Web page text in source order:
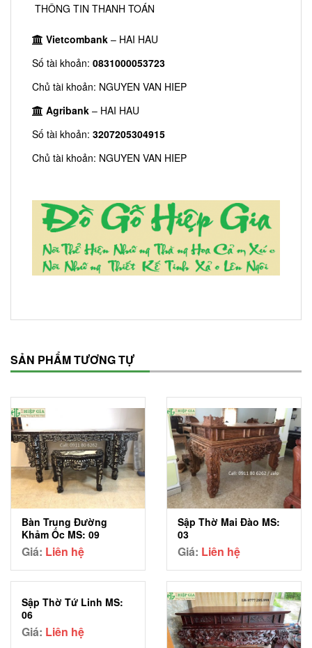
THÔNG TIN THANH TOÁN
Vietcombank – HAI HAU
Số tài khoản: 0831000053723
Chủ tài khoản: NGUYEN VAN HIEP
Agribank – HAI HAU
Số tài khoản: 3207205304915
Chủ tài khoản: NGUYEN VAN HIEP
SẢN PHẨM TƯƠNG TỰ
Bàn Trung Đường
Khảm Ốc MS: 09
Giá: Liên hệ
Sập Thờ Mai Đào MS:
03
Giá: Liên hệ
Sập Thờ Tứ Linh MS:
06
Giá: Liên hệ